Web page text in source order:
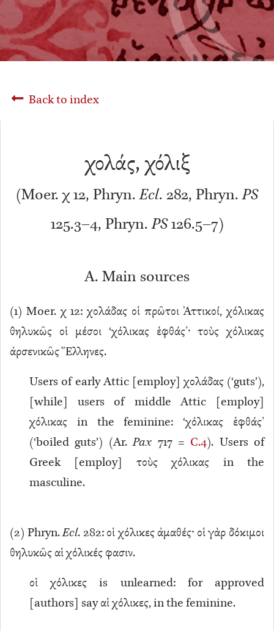
Back to index
χολάς, χόλιξ
(Moer. χ 12, Phryn.Ecl. 282, Phryn.PS
125.3–4, Phryn.PS126.5–7)
A. Main sources
(1) Moer. χ 12: χολάδας οἱ πρῶτοι Ἀττικοί, χόλικας
θηλυκῶς οἱ μέσοι ‘χόλικας ἑφθάς’· τοὺς χόλικας
ἀρσενικῶς Ἕλληνες.
Users of early Attic [employ] χολάδας (‘guts’),
[while] users of middle Attic [employ]
χόλικας in the feminine: ‘χόλικας ἑφθάς’
(‘boiled guts’) (Ar.Pax 717 = C.4). Users of
Greek [employ] τοὺς χόλικας in the
masculine.
(2) Phryn.Ecl. 282: οἱ χόλικες ἀμαθές· οἱ γὰρ δόκιμοι
θηλυκῶς αἱ χόλικές φασιν.
οἱ χόλικες is unlearned: for approved
[authors] say αἱ χόλικες, in the feminine.